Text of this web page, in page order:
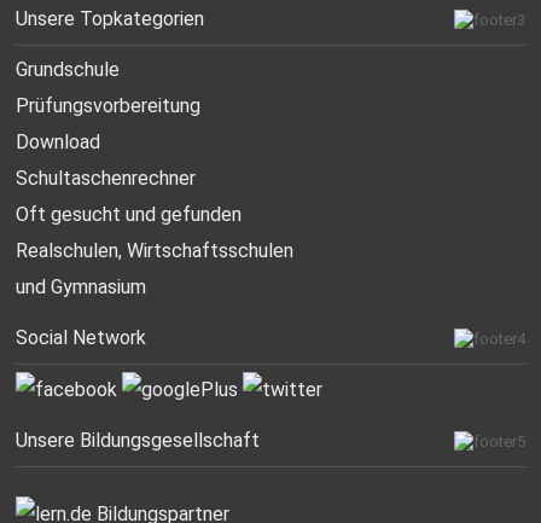
Unsere Topkategorien
Grundschule
Prüfungsvorbereitung
Download
Schultaschenrechner
Oft gesucht und gefunden
Realschulen,Wirtschaftsschulen
und Gymnasium
Social Network
Unsere Bildungsgesellschaft